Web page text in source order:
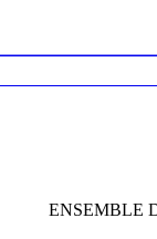
ENSEMBLE